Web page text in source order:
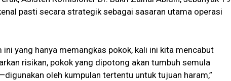
pasti secara strategik sebagai sasaran utama operasi
ini yang hanya memangkas pokok, kali ini kita mencabut
risikan, pokok yang dipotong akan tumbuh semula
oleh kumpulan tertentu untuk tujuan haram,”